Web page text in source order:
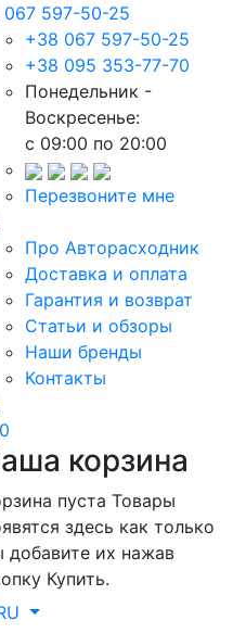
067 597-50-25
+38 067 597-50-25
+38 095 353-77-70
Понедельник -
Воскресенье:
c 09:00 по 20:00
Перезвоните мне
Про Авторасходник
Доставка и оплата
Гарантия и возврат
Статьи и обзоры
Наши бренды
Контакты
0
корзина
пустаТовары
здесь как только
добавите их нажав
Купить.